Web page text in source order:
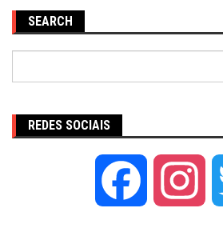
SEARCH
REDES SOCIAIS
Facebook